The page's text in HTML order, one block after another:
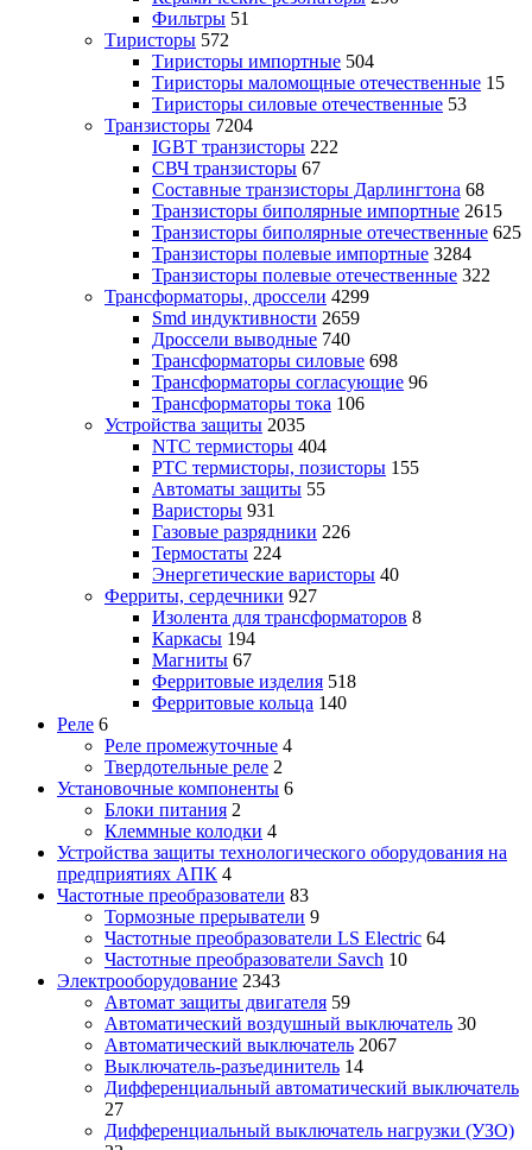
Фильтры 51
Тиристоры 572
Тиристоры импортные 504
Тиристоры маломощные отечественные 15
Тиристоры силовые отечественные 53
Транзисторы 7204
IGBT транзисторы 222
СВЧ транзисторы 67
Составные транзисторы Дарлингтона 68
Транзисторы биполярные импортные 2615
Транзисторы биполярные отечественные 625
Транзисторы полевые импортные 3284
Транзисторы полевые отечественные 322
Трансформаторы, дроссели 4299
Smd индуктивности 2659
Дроссели выводные 740
Трансформаторы силовые 698
Трансформаторы согласующие 96
Трансформаторы тока 106
Устройства защиты 2035
NTC термисторы 404
PTC термисторы, позисторы 155
Автоматы защиты 55
Варисторы 931
Газовые разрядники 226
Термостаты 224
Энергетические варисторы 40
Ферриты, сердечники 927
Изолента для трансформаторов 8
Каркасы 194
Магниты 67
Ферритовые изделия 518
Ферритовые кольца 140
Реле 6
Реле промежуточные 4
Твердотельные реле 2
Установочные компоненты 6
Блоки питания 2
Клеммные колодки 4
Устройства защиты технологического оборудования на
предприятиях АПК 4
Частотные преобразователи 83
Тормозные прерыватели 9
Частотные преобразователи LS Electric 64
Частотные преобразователи Savch 10
Электрооборудование 2343
Автомат защиты двигателя 59
Автоматический воздушный выключатель 30
Автоматический выключатель 2067
Выключатель-разъединитель 14
Дифференциальный автоматический выключатель
27
Дифференциальный выключатель нагрузки (УЗО)